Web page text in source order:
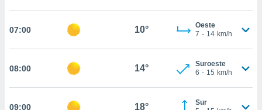
en
perfil
y
07:00 10°
Oeste
7 - 14 km/h
08:00 14°
Suroeste
6 - 15 km/h
09:00 18°
Sur